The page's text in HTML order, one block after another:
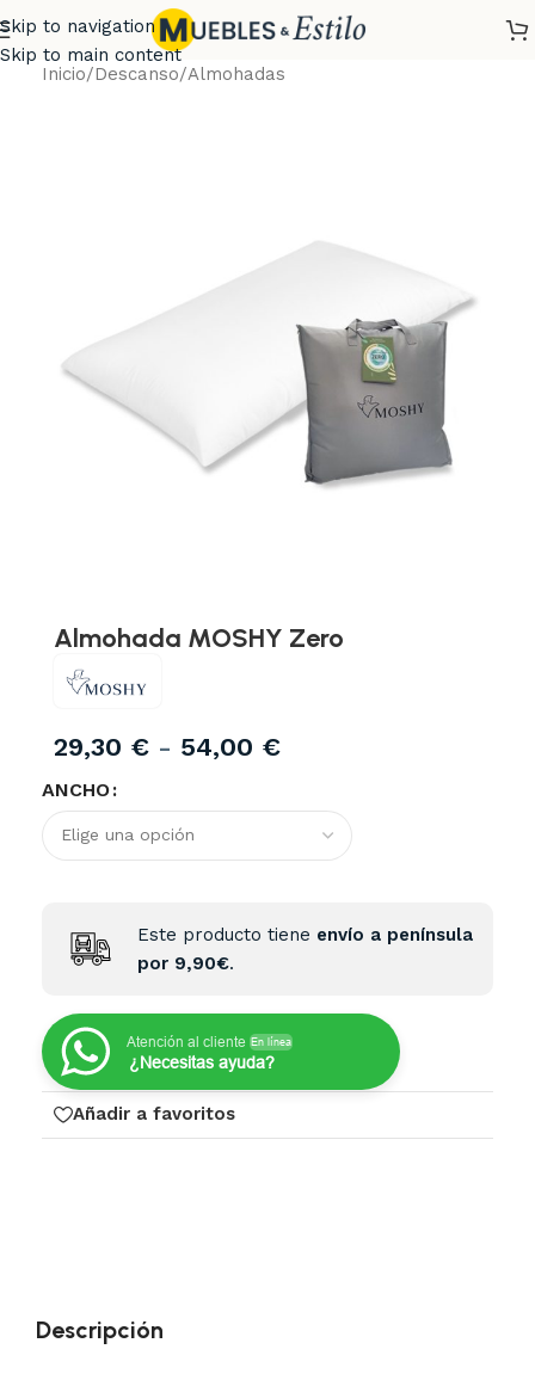
Skip to navigation
Skip to main content
Inicio/Descanso/Almohadas
Almohada MOSHY Zero
29,30 € - 54,00 €
ANCHO
Este producto tiene envío a península
por 9,90€.
Atención al cliente En línea
¿Necesitas ayuda?
Añadir a favoritos
Descripción